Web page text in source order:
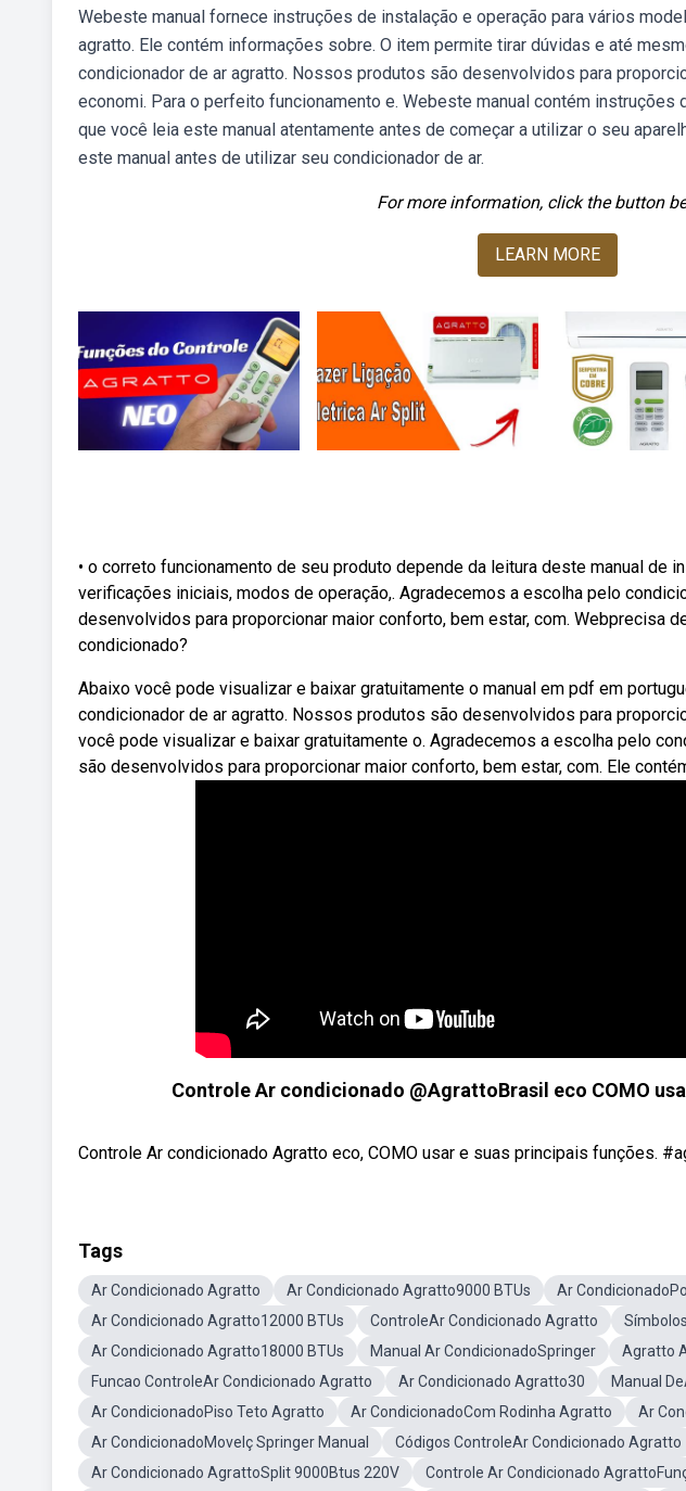
Webeste manual fornece instruções de instalação e operação para vários
agratto. Ele contém informações sobre. O item permite tirar dúvidas e até
condicionador de ar agratto. Nossos produtos são desenvolvidos para
economi. Para o perfeito funcionamento e. Webeste manual contém instruções
que você leia este manual atentamente antes de começar a utilizar o seu
este manual antes de utilizar seu condicionador de ar.
For more information, click the button
LEARN MORE
• o correto funcionamento de seu produto depende da leitura deste manual de
verificações iniciais, modos de operação,. Agradecemos a escolha pelo
desenvolvidos para proporcionar maior conforto, bem estar, com. Webprecisa
condicionado?
Abaixo você pode visualizar e baixar gratuitamente o manual em pdf em
condicionador de ar agratto. Nossos produtos são desenvolvidos para
você pode visualizar e baixar gratuitamente o. Agradecemos a escolha pelo
são desenvolvidos para proporcionar maior conforto, bem estar, com. Ele
Controle Ar condicionado @AgrattoBrasil eco COMO
Controle Ar condicionado Agratto eco, COMO usar e suas principais funções.
Tags
Ar Condicionado Agratto Ar Condicionado Agratto9000 BTUs
Ar
Ar Condicionado Agratto12000 BTUs
ControleAr Condicionado Agratto
Ar Condicionado Agratto18000 BTUs
Manual Ar CondicionadoSpringer
Agratto
Funcao ControleAr Condicionado Agratto
Ar Condicionado Agratto30
Manual
Ar CondicionadoPiso Teto Agratto
Ar CondicionadoCom Rodinha Agratto
Ar
Ar CondicionadoMovelç Springer Manual
Códigos ControleAr Condicionado Agratto
Ar Condicionado AgrattoSplit 9000Btus 220V
Controle Ar Condicionado